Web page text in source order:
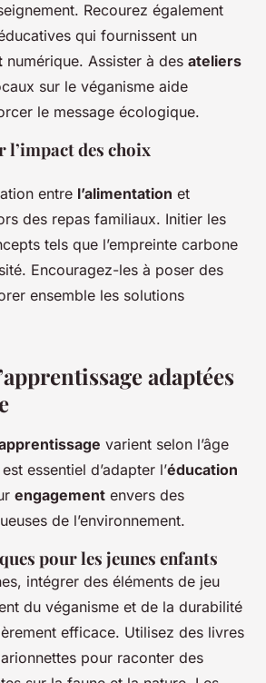
Recourez également
qui fournissent un
numérique. Assister à des ateliers
sur le véganisme aide
le message écologique.
l’impact des choix
entre l’alimentation et
des repas familiaux. Initier les
tels que l’empreinte carbone
Encouragez-les à poser des
ensemble les solutions
adaptées
varient selon l’âge
essentiel d’adapter l’éducation
engagement envers des
de l’environnement.
pour les jeunes enfants
intégrer des éléments de jeu
du véganisme et de la durabilité
efficace. Utilisez des livres
pour raconter des